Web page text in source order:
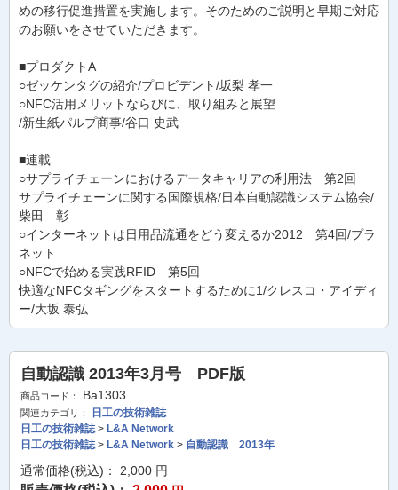
めの移行促進措置を実施します。そのためのご説明と早期ご対応
のお願いをさせていただきます。
■プロダクトA
○ゼッケンタグの紹介/プロビデント/坂梨 孝一
○NFC活用メリットならびに、取り組みと展望
/新生紙パルプ商事/谷口 史武
■連載
○サプライチェーンにおけるデータキャリアの利用法 第2回
サプライチェーンに関する国際規格/日本自動認識システム協会/
柴田 彰
○インターネットは日用品流通をどう変えるか2012 第4回/プラ
ネット
○NFCで始める実践RFID 第5回
快適なNFCタギングをスタートするために1/クレスコ・アイディ
ー/大坂 泰弘
自動認識 2013年3月号 PDF版
商品コード： Ba1303
関連カテゴリ：
日工の技術雑誌
日工の技術雑誌> L&A Network
日工の技術雑誌> L&A Network > 自動認識 2013年
通常価格(税込)： 2,000 円